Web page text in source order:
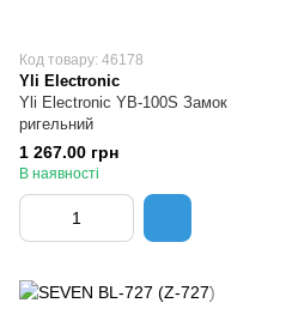
Код товару: 46178
Yli Electronic
Yli Electronic YB-100S Замок
ригельний
1 267.00 грн
В наявності